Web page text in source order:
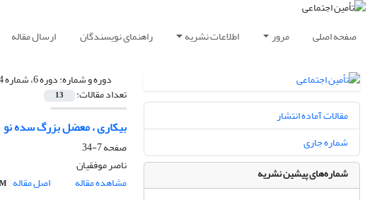
صفحه اصلی مرور اطلاعات نشریه راهنمای نویسندگان ارسال مقاله
دوره و شماره:دوره 6، شماره 4 - شماره پیاپی 19، زمستان 1383، صفحه 1-386
تعداد مقالات: 13
بیکاری ، معضل بزرگ سده نو
صفحه7-34
ناصر موفقیان
مشاهده مقاله
اصل مقاله
مقالات آماده انتشار
شماره جاری
شماره‌های پیشین نشریه